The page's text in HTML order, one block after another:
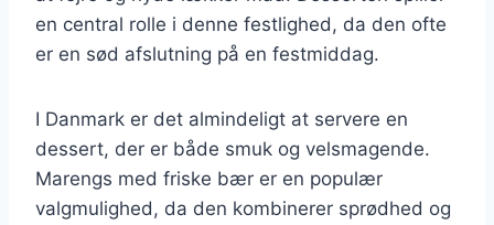
en central rolle i denne festlighed, da den ofte
er en sød afslutning på en festmiddag.
I Danmark er det almindeligt at servere en
dessert, der er både smuk og velsmagende.
Marengs med friske bær er en populær
valgmulighed, da den kombinerer sprødhed og